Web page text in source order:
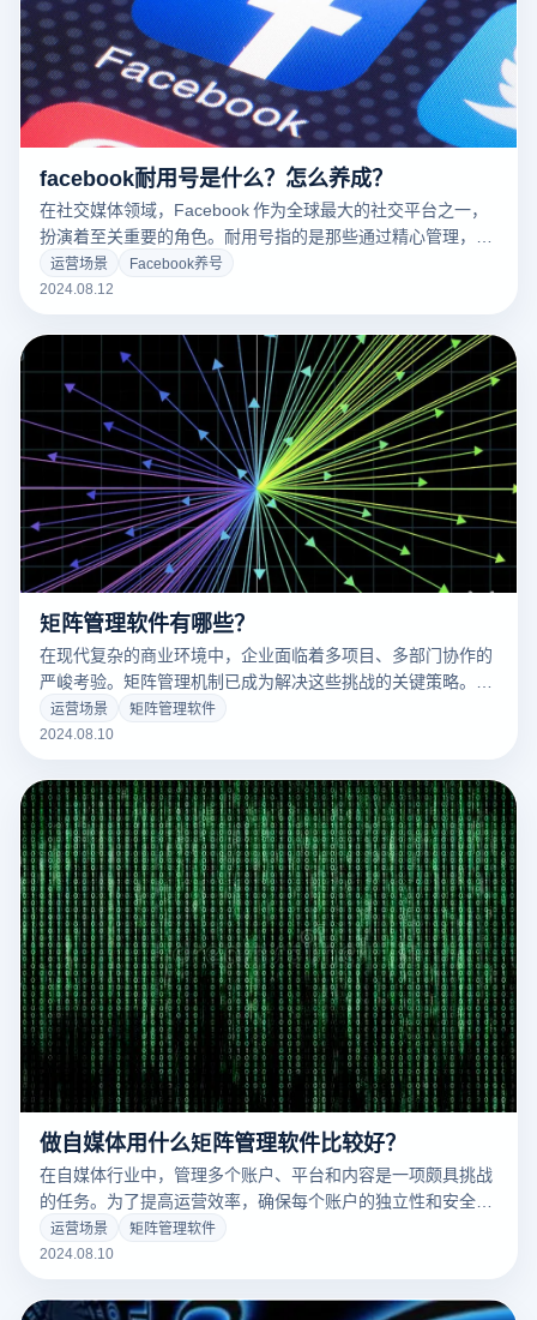
facebook耐用号是什么？怎么养成？
在社交媒体领域，Facebook 作为全球最大的社交平台之一，
扮演着至关重要的角色。耐用号指的是那些通过精心管理，可
以长期稳定使用的 Facebook 账户。这类账户不仅能够有效规
避封禁风险，还能保持高效的互动和曝光率。本文将深入探讨
助您成功打造并保持一个长期稳定的 Facebook 账户。
运营场景
Facebook养号
2024.08.12
矩阵管理软件有哪些？
在现代复杂的商业环境中，企业面临着多项目、多部门协作的
严峻考验。矩阵管理机制已成为解决这些挑战的关键策略。本
文将介绍一些领先的矩阵管理软件，深入分析它们的核心功能
和适用场景，帮助企业选择最适合的工具，从而提高管理效
运营场景
矩阵管理软件
2024.08.10
做自媒体用什么矩阵管理软件比较好？
在自媒体行业中，管理多个账户、平台和内容是一项颇具挑战
的任务。为了提高运营效率，确保每个账户的独立性和安全
性，选择一款强大的矩阵管理软件至关重要。本文将探讨云登
指纹浏览器在自媒体管理中的核心优势，帮助您选择最合适的
运营场景
矩阵管理软件
2024.08.10